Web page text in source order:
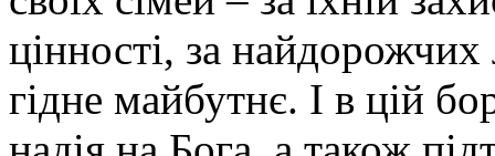
цінності, за
гідне майбутнє. І в цій